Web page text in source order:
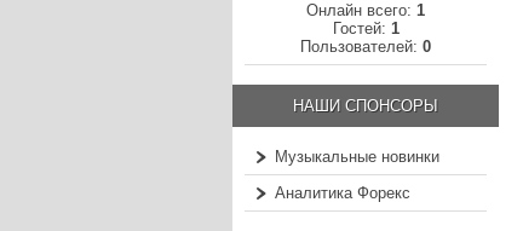
Онлайн всего: 1
Гостей: 1
Пользователей: 0
НАШИ СПОНСОРЫ
Музыкальные новинки
Аналитика Форекс